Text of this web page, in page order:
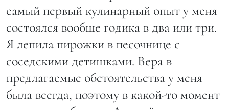
самый первый кулинарный опыт у меня
состоялся вообще годика в два или три.
Я лепила пирожки в песочнице с
соседскими детишками. Вера в
предлагаемые обстоятельства у меня
была всегда, поэтому в какой-то момент